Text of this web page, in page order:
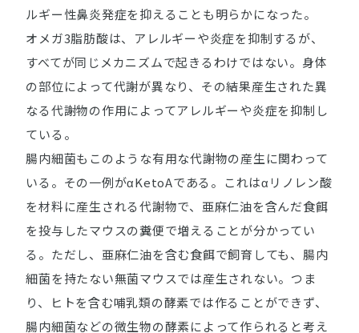
ルギー性鼻炎発症を抑えることも明らかになった。
オメガ3脂肪酸は、アレルギーや炎症を抑制するが、
すべてが同じメカニズムで起きるわけではない。身体
の部位によって代謝が異なり、その結果産生された異
なる代謝物の作用によってアレルギーや炎症を抑制し
ている。
腸内細菌もこのような有用な代謝物の産生に関わって
いる。その一例がαKetoAである。これはαリノレン酸
を材料に産生される代謝物で、亜麻仁油を含んだ食餌
を投与したマウスの糞便で増えることが分かってい
る。ただし、亜麻仁油を含む食餌で飼育しても、腸内
細菌を持たない無菌マウスでは産生されない。つま
り、ヒトを含む哺乳類の酵素では作ることができず、
腸内細菌などの微生物の酵素によって作られると考え